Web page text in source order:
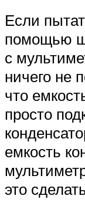
Если
помощью
с
ничего не
что
просто
емкость
это